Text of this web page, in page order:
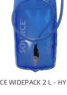
WIDEPACK 2 L -